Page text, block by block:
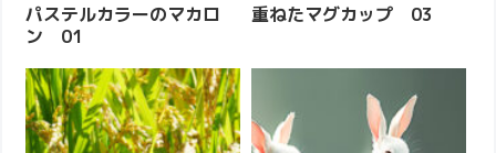
パステルカラーのマカロ
ン 01
重ねたマグカップ 03